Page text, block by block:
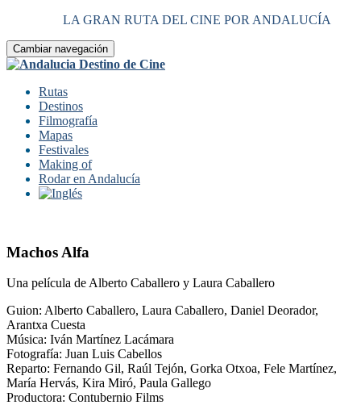
LA GRAN RUTA DEL CINE POR ANDALUCÍA
Cambiar navegación
Rutas
Destinos
Filmografía
Mapas
Festivales
Making of
Rodar en Andalucía
Machos Alfa
Una película de Alberto Caballero y Laura Caballero
Guion: Alberto Caballero, Laura Caballero, Daniel Deorador,
Arantxa Cuesta
Música: Iván Martínez Lacámara
Fotografía: Juan Luis Cabellos
Reparto: Fernando Gil, Raúl Tejón, Gorka Otxoa, Fele Martínez,
María Hervás, Kira Miró, Paula Gallego
Productora: Contubernio Films